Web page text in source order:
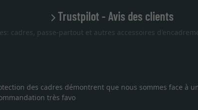
Trustpilot - Avis des clients
cadres, passe-partout et autres accessoires
Je recherchais un cadre sur mesure pour une
vous. Emballage professionnel, service et